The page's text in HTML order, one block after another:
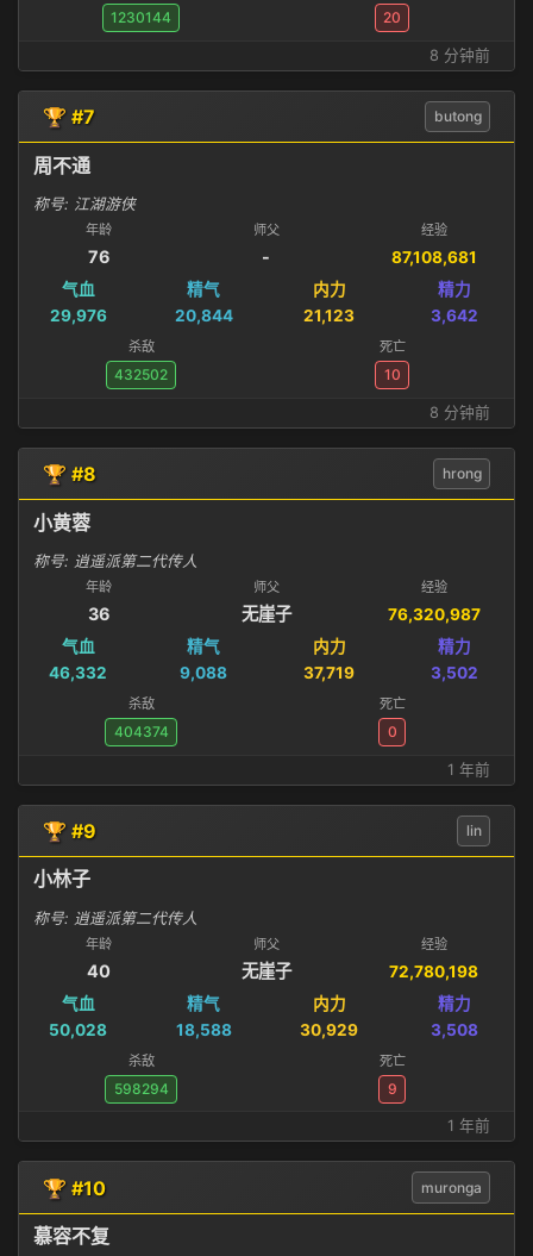
1230144 20
8 分钟前
🏆 #7 butong
周不通
称号: 江湖游侠
年龄
76
师父
-
经验
87,108,681
气血
29,976
精气
20,844
内力
21,123
精力
3,642
杀敌
432502
死亡
10
8 分钟前
🏆 #8 hrong
小黄蓉
称号: 逍遥派第二代传人
年龄
36
师父
无崖子
经验
76,320,987
气血
46,332
精气
9,088
内力
37,719
精力
3,502
杀敌
404374
死亡
0
1 年前
🏆 #9 lin
小林子
称号: 逍遥派第二代传人
年龄
40
师父
无崖子
经验
72,780,198
气血
50,028
精气
18,588
内力
30,929
精力
3,508
杀敌
598294
死亡
9
1 年前
🏆 #10 muronga
慕容不复